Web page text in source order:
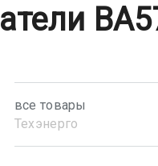
все товары
Техэнерго